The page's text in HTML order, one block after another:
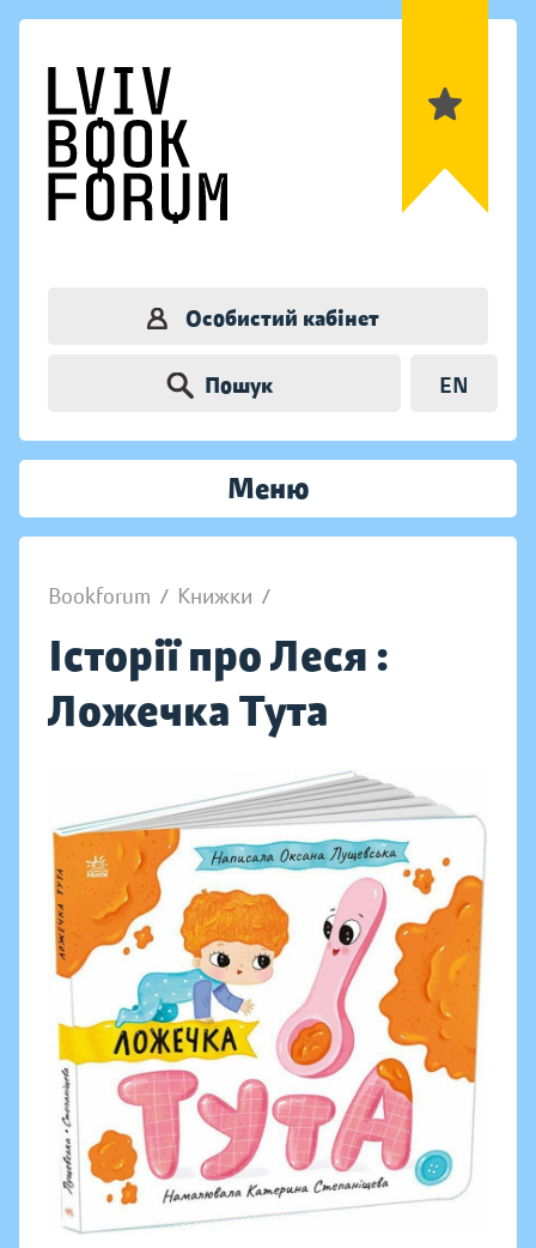
Особистий кабінет
Пошук EN
Меню
Bookforum / Книжки /
Історії про Леся :
Ложечка Тута